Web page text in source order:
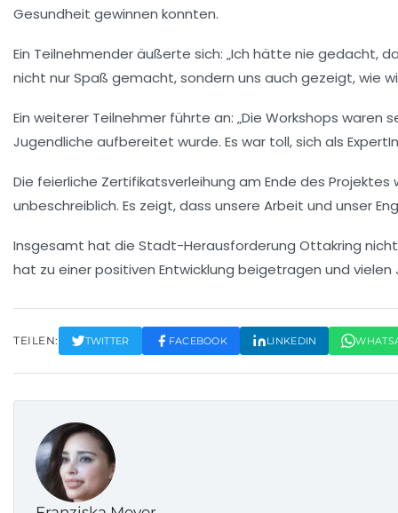
Gesundheit gewinnen konnten.
Ein Teilnehmender äußerte sich: „Ich hätte nie gedacht,
nicht nur Spaß gemacht, sondern uns auch gezeigt, wie
Ein weiterer Teilnehmer führte an: „Die Workshops waren
Jugendliche aufbereitet wurde. Es war toll, sich als
Die feierliche Zertifikatsverleihung am Ende des Projektes
unbeschreiblich. Es zeigt, dass unsere Arbeit und unser
Insgesamt hat die Stadt-Herausforderung Ottakring
hat zu einer positiven Entwicklung beigetragen und
TEILEN: TWITTER FACEBOOK LINKEDIN